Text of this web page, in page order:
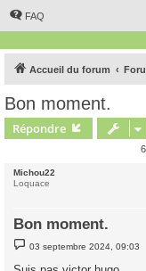
FAQ
Accueil du forum
Bon moment.
Répondre
Michou22
Loquace
Bon moment.
M
e
s
03 septembre 2024, 09:03